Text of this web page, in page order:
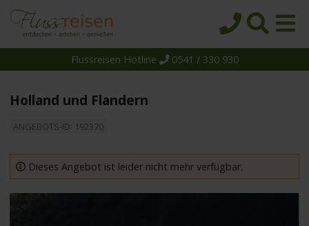
Reedereien
Schiffe
Flussreisen Hotline 0541 / 330 930
Holland und Flandern
ANGEBOTS-ID: 192370
Dieses Angebot ist leider nicht mehr verfügbar.